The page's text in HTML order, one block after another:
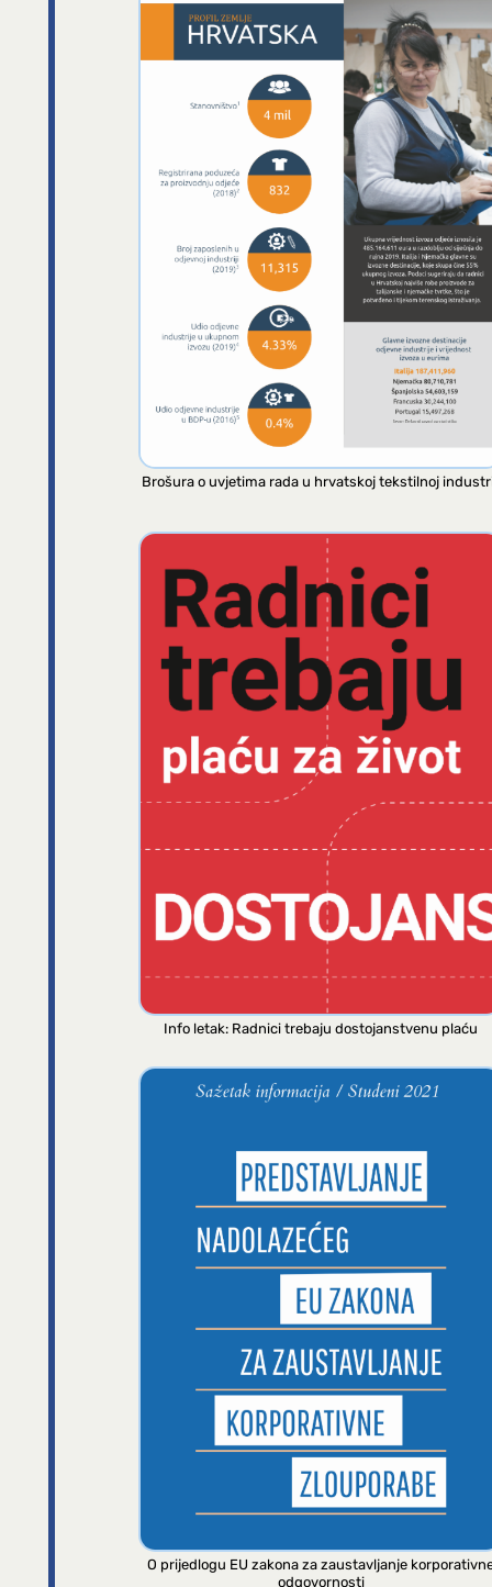
Brošura o uvjetima rada u hrvatskoj tekstilnoj
Info letak: Radnici trebaju dostojanstvenu plaću
O prijedlogu EU zakona za zaustavljanje
odgovornosti